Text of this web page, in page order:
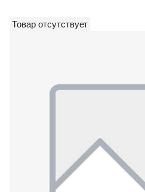
Товар отсутствует